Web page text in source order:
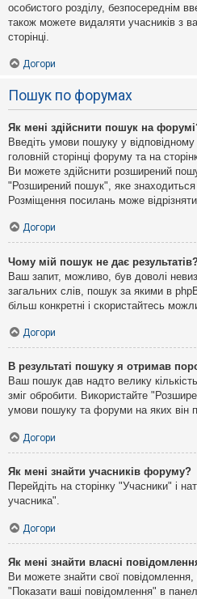
особистого розділу, безпосереднім
також можете видаляти учасників з
сторінці.
Догори
Пошук по форумах
Як мені здійснити пошук на
Введіть умови пошуку у
головній сторінці форуму та на
Ви можете здійснити розширений
"Розширений пошук", яке знаходиться
Розміщення посилань може
Догори
Чому мій пошук не дає
Ваш запит, можливо, був доволі
загальних слів, пошук за якими в
більш конкретні і скористайтесь
Догори
В результаті пошуку я отримав
Ваш пошук дав надто велику
зміг обробити. Використайте
умови пошуку та форуми на яких він
Догори
Як мені знайти учасників форуму?
Перейдіть на сторінку "Учасники" і
учасника".
Догори
Як мені знайти власні
Ви можете знайти свої
"Показати ваші повідомлення" в